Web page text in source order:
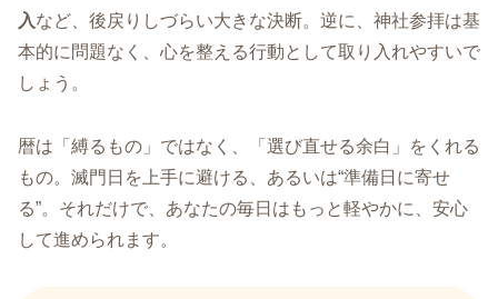
入など、後戻りしづらい大きな決断。逆に、神社参拝は基
本的に問題なく、心を整える行動として取り入れやすいで
しょう。
暦は「縛るもの」ではなく、「選び直せる余白」をくれる
もの。滅門日を上手に避ける、あるいは“準備日に寄せ
る”。それだけで、あなたの毎日はもっと軽やかに、安心
して進められます。